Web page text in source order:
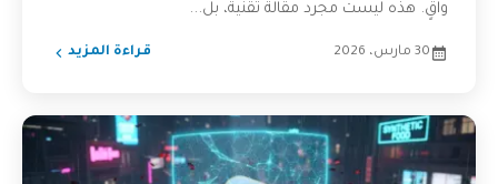
واقٍ. هذه ليست مجرد مقالة تقنية، بل...
30 مارس، 2026 قراءة المزيد